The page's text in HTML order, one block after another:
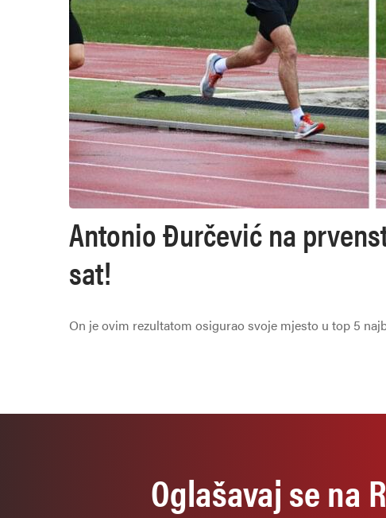
Antonio Đurčević na
sat!
On je ovim rezultatom osigurao svoje mjesto u top 5
Oglašavaj se na